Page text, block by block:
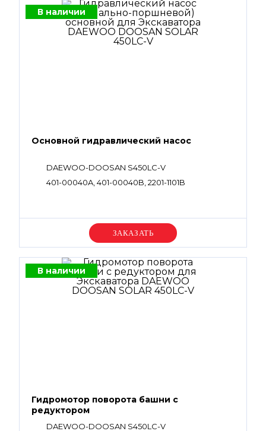
В наличии
Основной гидравлический насос
DAEWOO-DOOSAN S450LC-V
401-00040A, 401-00040B, 2201-1101B
Уточняйте цену
В наличии
Гидромотор поворота башни с
редуктором
DAEWOO-DOOSAN S450LC-V